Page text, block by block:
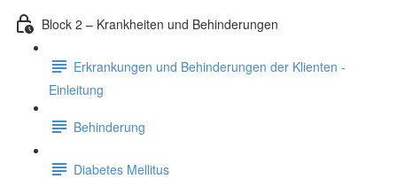
Block 2 – Krankheiten und Behinderungen
Erkrankungen und Behinderungen der Klienten -
Einleitung
Behinderung
Diabetes Mellitus